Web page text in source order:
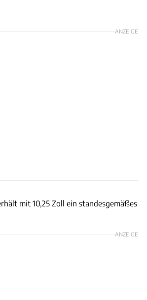
ANZEIGE
mit 10,25 Zoll ein standesgemäßes
ANZEIGE